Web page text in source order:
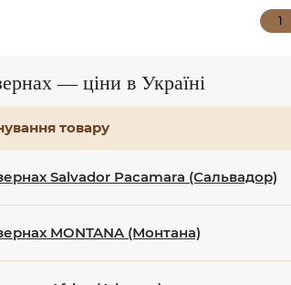
1
— ціни в Україні
товару
Salvador Pacamara (Сальвадор)
MONTANA (Монтана)